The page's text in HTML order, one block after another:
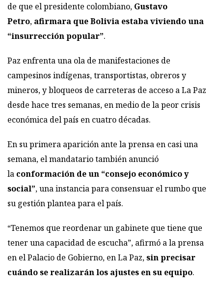
de que el presidente colombiano, Gustavo
Petro, afirmara que Bolivia estaba viviendo una
“insurrección popular”.
Paz enfrenta una ola de manifestaciones de
campesinos indígenas, transportistas, obreros y
mineros, y bloqueos de carreteras de acceso a La Paz
desde hace tres semanas, en medio de la peor crisis
económica del país en cuatro décadas.
En su primera aparición ante la prensa en casi una
semana, el mandatario también anunció
la conformación de un “consejo económico y
social”, una instancia para consensuar el rumbo que
su gestión plantea para el país.
“Tenemos que reordenar un gabinete que tiene que
tener una capacidad de escucha”, afirmó a la prensa
en el Palacio de Gobierno, en La Paz,sin precisar
cuándo se realizarán los ajustes en su equipo.